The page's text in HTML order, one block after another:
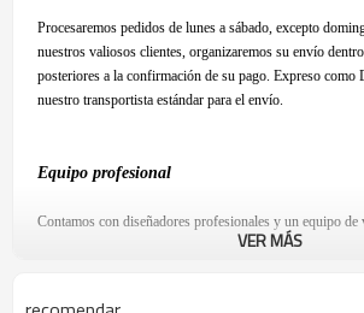
Procesaremos pedidos de lunes a sábado, excepto
nuestros valiosos clientes, organizaremos su envío
posteriores a la confirmación de su pago. Expreso
nuestro transportista estándar para el envío.
Equipo profesional
Contamos con diseñadores profesionales y un equipo de
esté satisfecho con nuestro producto y tenga una
VER MÁS